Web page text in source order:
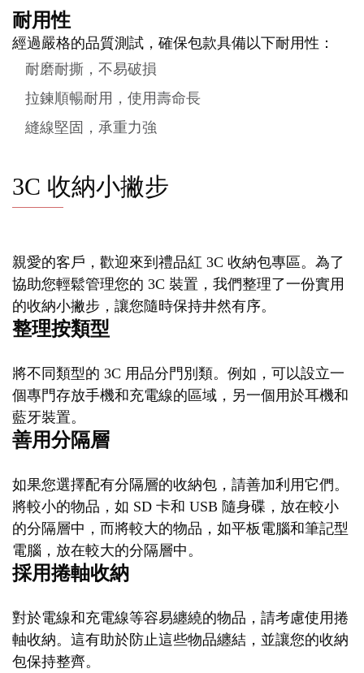
耐用性
經過嚴格的品質測試，確保包款具備以下耐用性：
耐磨耐撕，不易破損
拉鍊順暢耐用，使用壽命長
縫線堅固，承重力強
3C 收納小撇步
親愛的客戶，歡迎來到禮品紅 3C 收納包專區。為了
協助您輕鬆管理您的 3C 裝置，我們整理了一份實用
的收納小撇步，讓您隨時保持井然有序。
整理按類型
將不同類型的 3C 用品分門別類。例如，可以設立一
個專門存放手機和充電線的區域，另一個用於耳機和
藍牙裝置。
善用分隔層
如果您選擇配有分隔層的收納包，請善加利用它們。
將較小的物品，如 SD 卡和 USB 隨身碟，放在較小
的分隔層中，而將較大的物品，如平板電腦和筆記型
電腦，放在較大的分隔層中。
採用捲軸收納
對於電線和充電線等容易纏繞的物品，請考慮使用捲
軸收納。這有助於防止這些物品纏結，並讓您的收納
包保持整齊。